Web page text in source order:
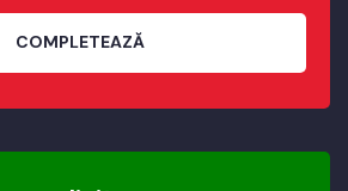
COMPLETEAZĂ